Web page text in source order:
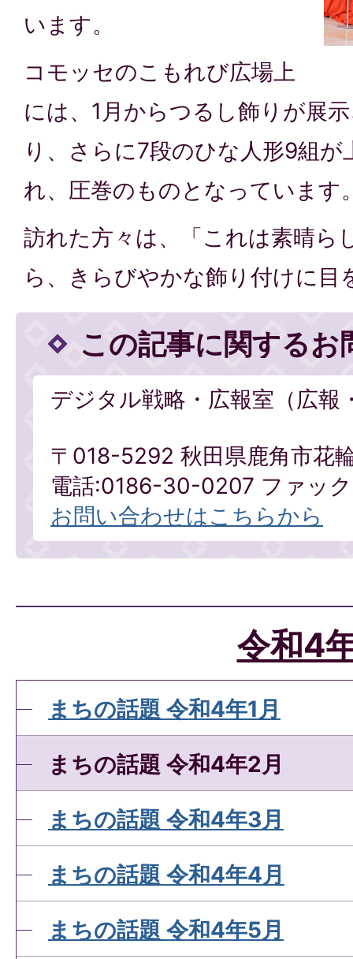
います。
コモッセのこもれび広場上
には、1月からつるし飾りが展
り、さらに7段のひな人形9組
れ、圧巻のものとなっています
訪れた方々は、「これは素晴ら
ら、きらびやかな飾り付けに目
この記事に関するお
デジタル戦略・広報室（広報
〒018-5292 秋田県鹿角市花
電話:0186-30-0207 ファッ
お問い合わせはこちらから
令和4
まちの話題 令和4年1月
まちの話題 令和4年2月
まちの話題 令和4年3月
まちの話題 令和4年4月
まちの話題 令和4年5月